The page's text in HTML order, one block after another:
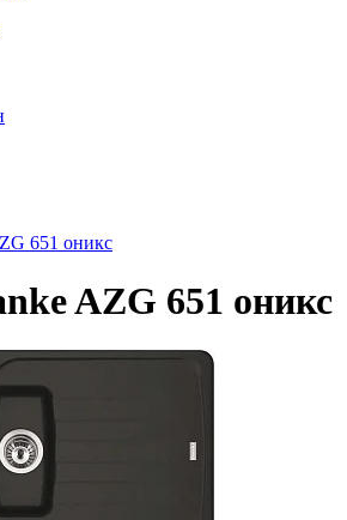
651 оникс
AZG 651 оникс